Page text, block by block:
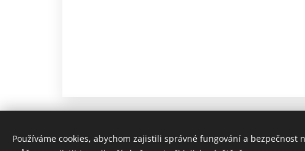
Používáme cookies, abychom zajistili správné fungování a bezpečnost